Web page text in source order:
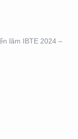
lãm IBTE 2024 –